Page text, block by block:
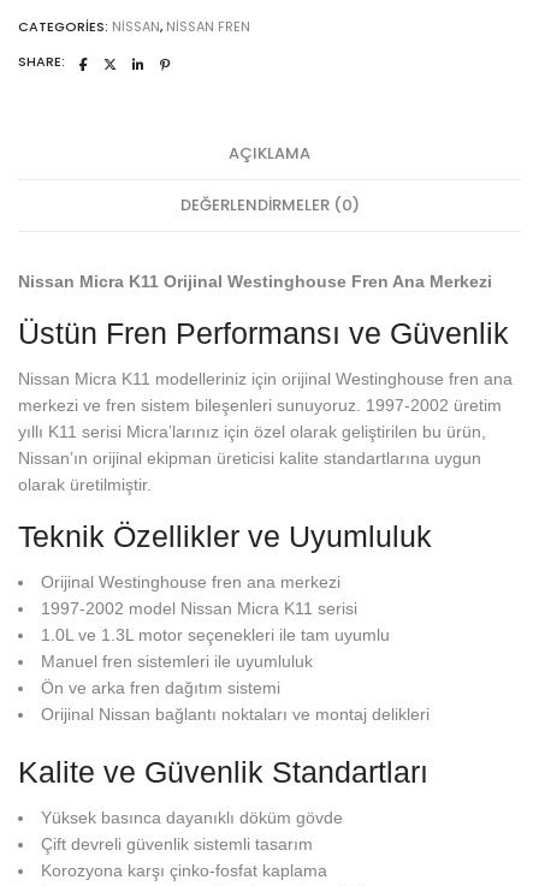
CATEGORIES: NISSAN, NISSAN FREN
SHARE:
AÇIKLAMA
DEĞERLENDIRMELER (0)
Nissan Micra K11 Orijinal Westinghouse Fren Ana Merkezi
Üstün Fren Performansı ve Güvenlik
Nissan Micra K11 modelleriniz için orijinal Westinghouse fren ana
merkezi ve fren sistem bileşenleri sunuyoruz. 1997-2002 üretim
yıllı K11 serisi Micra’larınız için özel olarak geliştirilen bu ürün,
Nissan’ın orijinal ekipman üreticisi kalite standartlarına uygun
olarak üretilmiştir.
Teknik Özellikler ve Uyumluluk
Orijinal Westinghouse fren ana merkezi
1997-2002 model Nissan Micra K11 serisi
1.0L ve 1.3L motor seçenekleri ile tam uyumlu
Manuel fren sistemleri ile uyumluluk
Ön ve arka fren dağıtım sistemi
Orijinal Nissan bağlantı noktaları ve montaj delikleri
Kalite ve Güvenlik Standartları
Yüksek basınca dayanıklı döküm gövde
Çift devreli güvenlik sistemli tasarım
Korozyona karşı çinko-fosfat kaplama